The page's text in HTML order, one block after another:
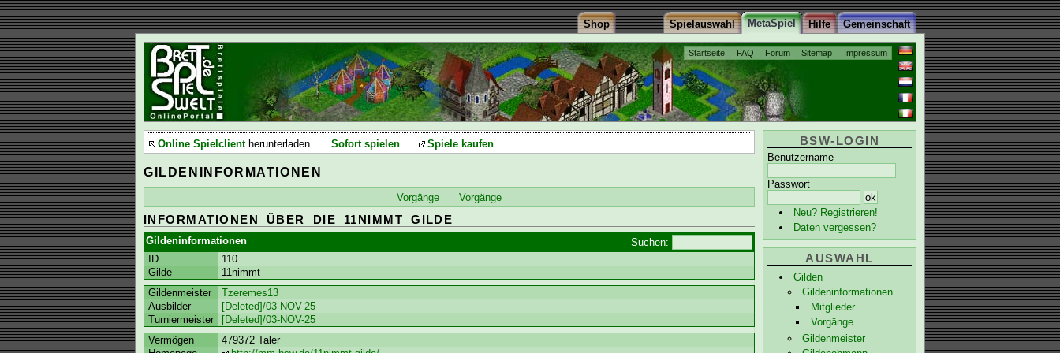
Startseite FAQ Forum Sitemap Impressum
Gemeinschaft
Hilfe
MetaSpiel
Spielauswahl
Shop
BSW-LOGIN
Benutzername
Passwort
Neu? Registrieren!
Daten vergessen?
AUSWAHL
Gilden
Gildeninformationen
Mitglieder
Vorgänge
Gildenmeister
Online Spielclientherunterladen. Sofort spielen Spiele kaufen
GILDENINFORMATIONEN
Vorgänge Vorgänge
INFORMATIONEN ÜBER DIE 11NIMMT GILDE
Suchen:
Gildeninformationen
ID
110
Gilde
11nimmt
Gildenmeister
Tzeremes13
Ausbilder
[Deleted]/03-NOV-25
Turniermeister
[Deleted]/03-NOV-25
Vermögen
479372 Taler